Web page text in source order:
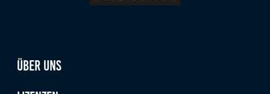
Über uns
Um Inhalte von Videoplattformen und weiteren externen
YouTube